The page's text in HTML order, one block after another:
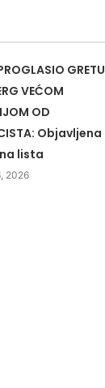
GRETU
VEĆOM
OD
Objavljena
lista
2026